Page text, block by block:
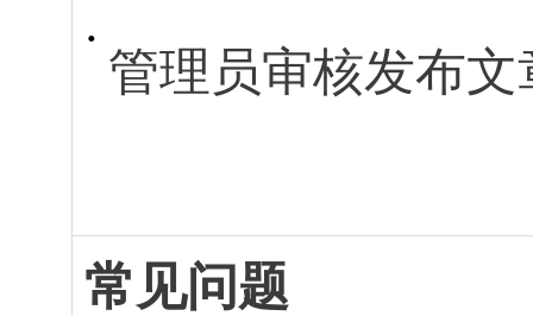
管理员审核发布文
常见问题